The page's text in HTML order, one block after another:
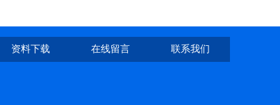
资料下载 在线留言 联系我们